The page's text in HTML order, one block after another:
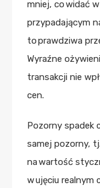
mniej, co widać
przypadającym
to prawdziwa
Wyraźne
transakcji nie
cen.
Pozorny spadek
samej pozorny,
na wartość
w ujęciu